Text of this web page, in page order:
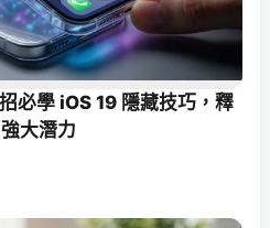
必學 iOS 19 隱藏技巧，釋
大潛力